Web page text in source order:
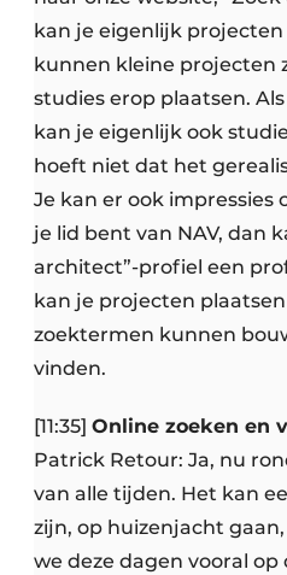
kan je eigenlijk
kunnen kleine projecten
studies erop plaatsen.
kan je eigenlijk ook
hoeft niet dat het
Je kan er ook impressies
je lid bent van NAV, dan
architect”-profiel een
kan je projecten
zoektermen kunnen
vinden.
[11:35] Online zoeken en
Patrick Retour: Ja, nu
van alle tijden. Het kan
zijn, op huizenjacht
we deze dagen vooral